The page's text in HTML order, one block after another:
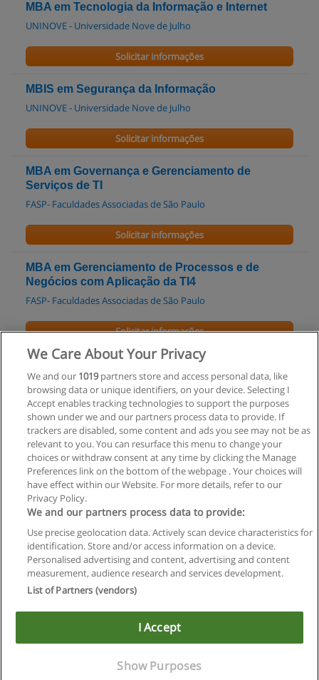
MBA em Tecnologia da Informação e Internet
UNINOVE - Universidade Nove de Julho
Solicitar informações
MBIS em Segurança da Informação
UNINOVE - Universidade Nove de Julho
Solicitar informações
MBA em Governança e Gerenciamento de
Serviços de TI
FASP- Faculdades Associadas de São Paulo
Solicitar informações
MBA em Gerenciamento de Processos e de
Negócios com Aplicação da TI4
FASP- Faculdades Associadas de São Paulo
Solicitar informações
Especialização em Gestão da Tecnologia da
Informação
Universidade São Marcos
Solicitar informações
Regras de uso
Privacidade de dados
Entrar em contato com Educaedu
Copyright © Educaedu Business S.L. - CIF : B-95610580: -
We Care About Your Privacy
We and our 1019partners store and access personal data, like
browsing data or unique identifiers, on your device. Selecting I
Accept enables tracking technologies to support the purposes
shown under we and our partners process data to provide. If
trackers are disabled, some content and ads you see may not be as
relevant to you. You can resurface this menu to change your
choices or withdraw consent at any time by clicking the Manage
Preferences link on the bottom of the webpage . Your choices will
have effect within our Website. For more details, refer to our
Privacy Policy.
We and our partners process data to provide:
Use precise geolocation data. Actively scan device characteristics for
identification. Store and/or access information on a device.
Personalised advertising and content, advertising and content
measurement, audience research and services development.
List of Partners (vendors)
I Accept
Show Purposes